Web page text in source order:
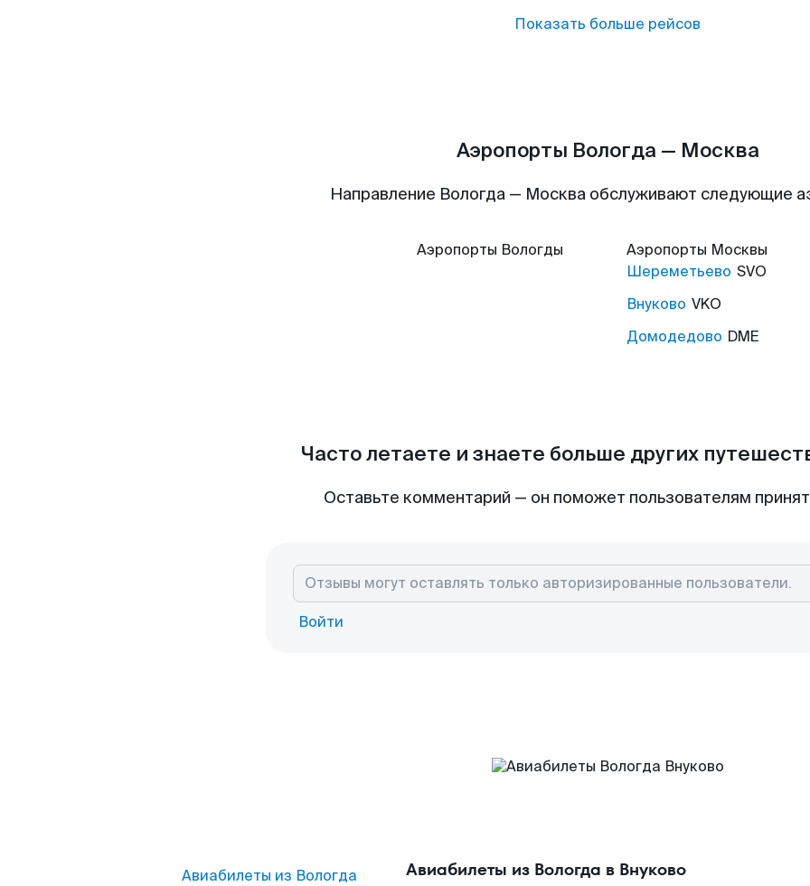
Показать больше рейсов
Аэропорты Вологда — Москва
Направление Вологда — Москва обслуживают следующие
Аэропорты Вологды Аэропорты Москвы
Шереметьево SVO
Внуково VKO
Домодедово DME
Часто летаете и знаете больше других
Оставьте комментарий — он поможет пользователям
Войти
Авиабилеты из Вологда
Авиабилеты из Вологда в Внуково